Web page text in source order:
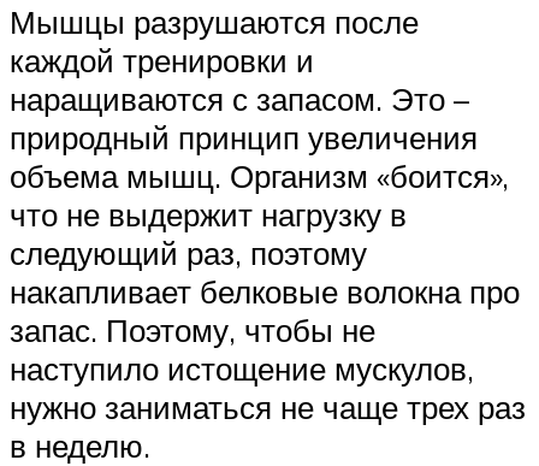
Мышцы разрушаются после
каждой тренировки и
наращиваются с запасом. Это –
природный принцип увеличения
объема мышц. Организм «боится»,
что не выдержит нагрузку в
следующий раз, поэтому
накапливает белковые волокна про
запас. Поэтому, чтобы не
наступило истощение мускулов,
нужно заниматься не чаще трех раз
в неделю.